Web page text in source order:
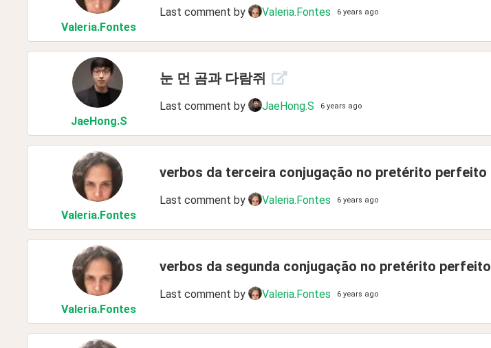
Valeria.Fontes
Last comment by
Valeria.Fontes 6 years ago
JaeHong.S
눈 먼 곰과 다람쥐
Last comment by
JaeHong.S 6 years ago
Valeria.Fontes
verbos da terceira conjugação no pretérito perfeito
Last comment by
Valeria.Fontes 6 years ago
Valeria.Fontes
verbos da segunda conjugação no pretérito perfeito
Last comment by
Valeria.Fontes 6 years ago